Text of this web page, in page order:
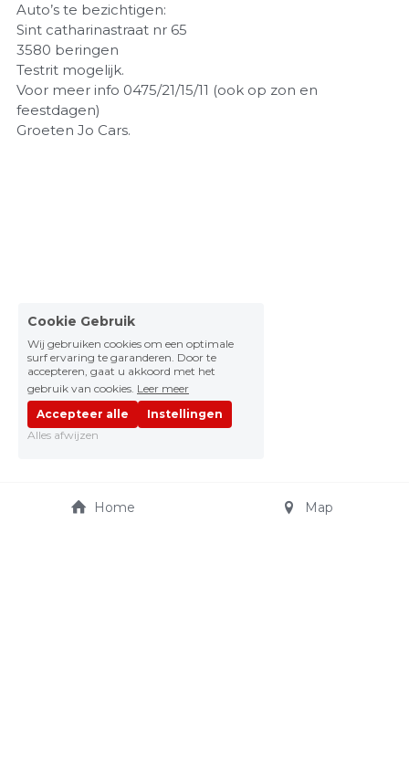
Auto’s te bezichtigen:
Sint catharinastraat nr 65
3580 beringen
Testrit mogelijk.
Voor meer info 0475/21/15/11 (ook op zon en
feestdagen)
Groeten Jo Cars.
Home Map
Cookie Gebruik
Wij gebruiken cookies om een optimale
surf ervaring te garanderen. Door te
accepteren, gaat u akkoord met het
gebruik van cookies. Leer meer
Accepteer alle
Instellingen
Alles afwijzen